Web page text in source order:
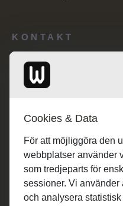
KONTAKT
Redaktionen:
Cookies & Data
För att möjliggöra den
webbplatser använder
som tredjeparts för
sessioner. Vi använder
och analysera